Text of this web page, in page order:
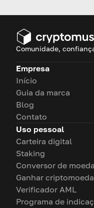
Comunidade,
Empresa
Início
Guia da marca
Blog
Contato
Uso pessoal
Carteira digital
Staking
Conversor de
Ganhar
Verificador AML
Programa de